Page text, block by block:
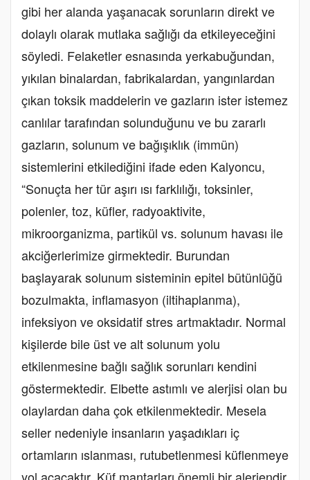
gibi her alanda yaşanacak sorunların direkt ve
dolaylı olarak mutlaka sağlığı da etkileyeceğini
söyledi. Felaketler esnasında yerkabuğundan,
yıkılan binalardan, fabrikalardan, yangınlardan
çıkan toksik maddelerin ve gazların ister istemez
canlılar tarafından solunduğunu ve bu zararlı
gazların, solunum ve bağışıklık (immün)
sistemlerini etkilediğini ifade eden Kalyoncu,
“Sonuçta her tür aşırı ısı farklılığı, toksinler,
polenler, toz, küfler, radyoaktivite,
mikroorganizma, partikül vs. solunum havası ile
akciğerlerimize girmektedir. Burundan
başlayarak solunum sisteminin epitel bütünlüğü
bozulmakta, inflamasyon (iltihaplanma),
infeksiyon ve oksidatif stres artmaktadır. Normal
kişilerde bile üst ve alt solunum yolu
etkilenmesine bağlı sağlık sorunları kendini
göstermektedir. Elbette astımlı ve alerjisi olan bu
olaylardan daha çok etkilenmektedir. Mesela
seller nedeniyle insanların yaşadıkları iç
ortamların ıslanması, rutubetlenmesi küflenmeye
yol açacaktır. Küf mantarları önemli bir alerjendir